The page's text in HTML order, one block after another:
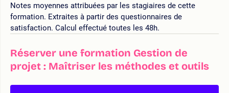
Notes moyennes attribuées par les stagiaires de cette
formation. Extraites à partir des questionnaires de
satisfaction. Calcul effectué toutes les 48h.
Réserver une formation Gestion de
projet : Maîtriser les méthodes et outils